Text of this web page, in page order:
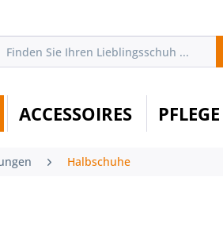
ACCESSOIRES PFLEGE
Halbschuhe